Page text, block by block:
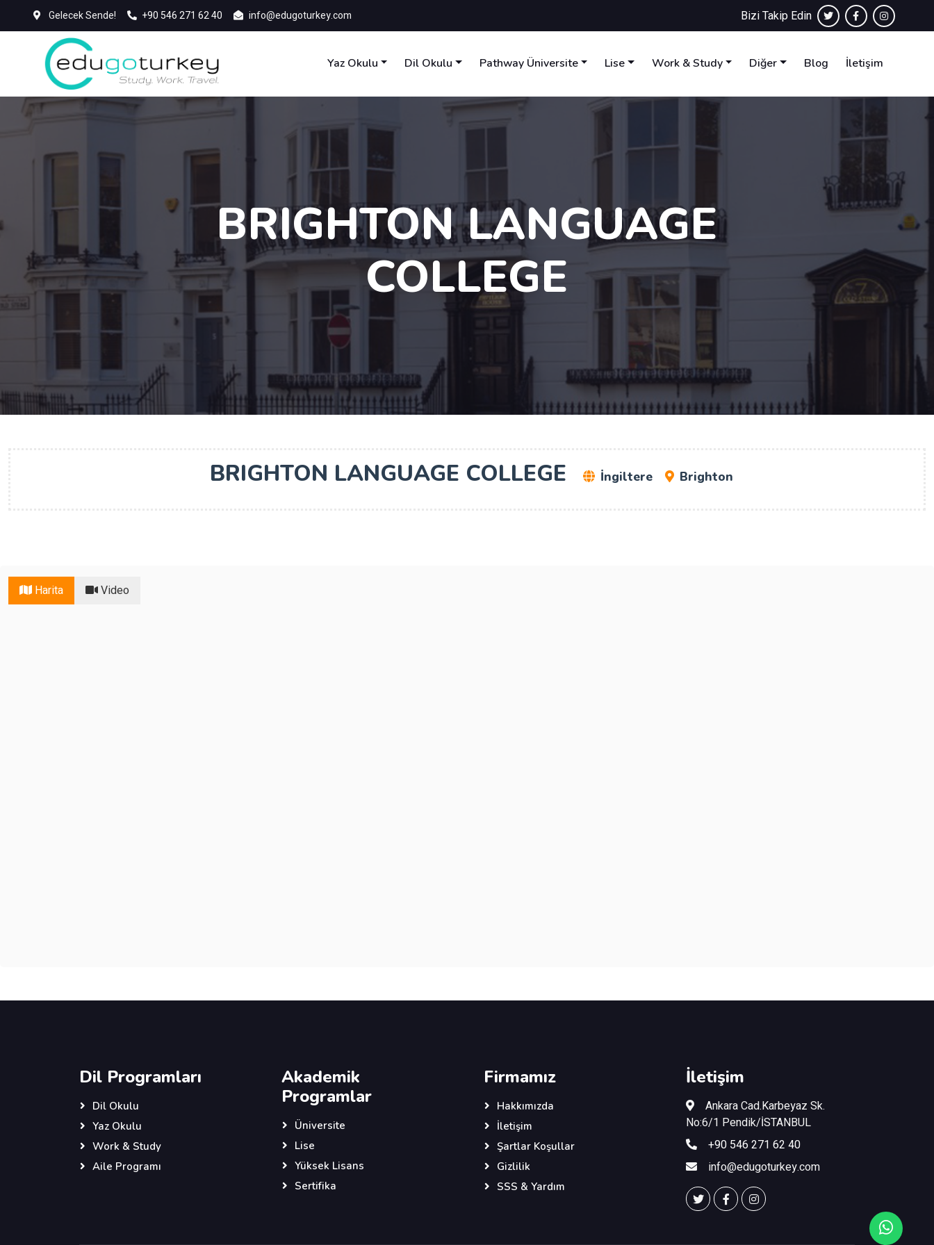
Gelecek Sende! +90 546 271 62 40 info@edugoturkey.com Bizi Takip Edin
Yaz Okulu Dil Okulu Pathway Üniversite Lise Work & Study Diğer Blog İletişim
BRIGHTON LANGUAGE
COLLEGE
BRIGHTON LANGUAGE COLLEGE İngiltere Brighton
Harita Video
Dil Programları
Dil Okulu
Yaz Okulu
Work & Study
Aile Programı
Akademik
Programlar
Üniversite
Lise
Yüksek Lisans
Sertifika
Firmamız
Hakkımızda
İletişim
Şartlar Koşullar
Gizlilik
SSS & Yardım
İletişim
Ankara Cad.Karbeyaz Sk.
No:6/1 Pendik/İSTANBUL
+90 546 271 62 40
info@edugoturkey.com